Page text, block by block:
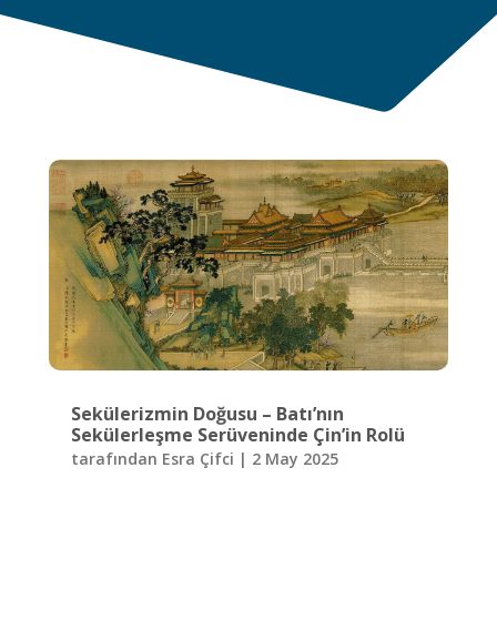
Sekülerizmin Doğusu – Batı’nın
Sekülerleşme Serüveninde Çin’in Rolü
tarafından Esra Çifci | 2 May 2025